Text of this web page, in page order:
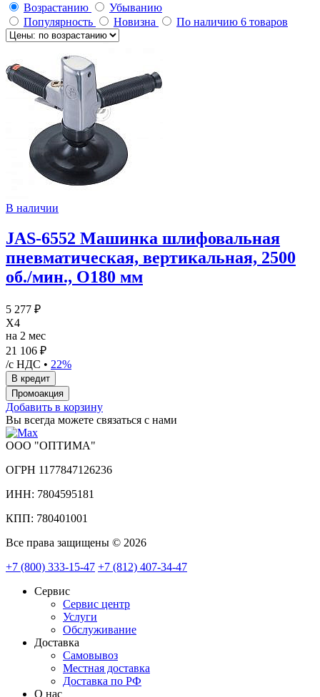
Возрастанию
Убыванию
Популярность
Новизна По наличию 6 товаров
В наличии
JAS-6552 Машинка шлифовальная
пневматическая, вертикальная, 2500
об./мин., O180 мм
5 277 ₽
X4
на 2 мес
21 106 ₽
/с НДС • 22%
Добавить в корзину
Вы всегда можете связаться с нами
ООО "ОПТИМА"
ОГРН 1177847126236
ИНН: 7804595181
КПП: 780401001
Все права защищены © 2026
+7 (800) 333-15-47 +7 (812) 407-34-47
Сервис
Сервис центр
Услуги
Обслуживание
Доставка
Самовывоз
Местная доставка
Доставка по РФ
О нас